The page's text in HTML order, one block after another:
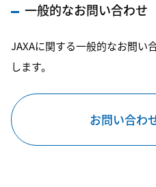
一般的なお問い合わせ
JAXAに関する一般的なお問い
します。
お問い合わ